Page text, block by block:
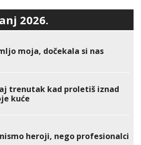
2026.
moja, dočekala si nas
trenutak kad proletiš iznad
kuće
heroji, nego profesionalci